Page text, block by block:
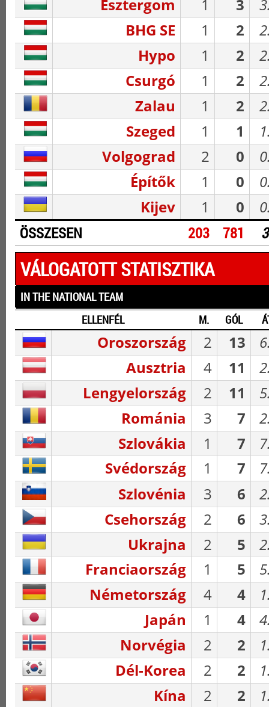
Esztergom 1 3
BHG SE
1 2
Hypo
1 2
Csurgó
1 2
Zalau
1 2
Szeged
1 1
Volgograd
2 0
Építők
1 0
Kijev
1 0
ÖSSZESEN 203 781
VÁLOGATOTT STATISZTIKA
IN THE NATIONAL TEAM
ELLENFÉL
M. GÓL
Oroszország 2 13
Ausztria
4 11
Lengyelország
2 11
Románia
3 7
Szlovákia
1 7
Svédország
1 7
Szlovénia
3 6
Csehország
2 6
Ukrajna
2 5
Franciaország
1 5
Németország
4 4
Japán
1 4
Norvégia
2 2
Dél-Korea
2 2
Kína
2 2